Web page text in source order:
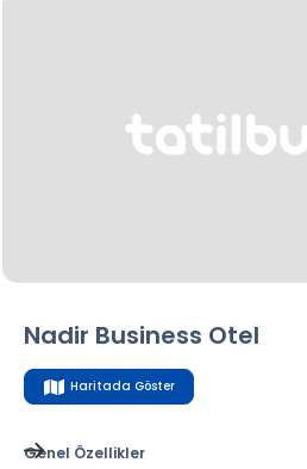
Nadir Business Otel
Haritada Göster
Genel Özellikler